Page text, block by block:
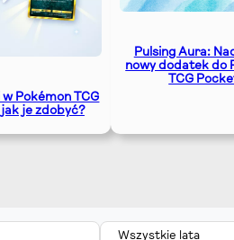
Pokémon TCG
je zdobyć?
Pulsing Aura:
nowy dodatek do
TCG